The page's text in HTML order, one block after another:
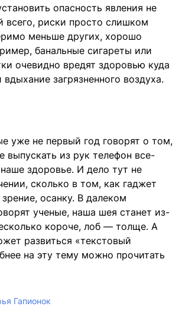
опасность явления не
всего, риски просто слишком
меньше других, хорошо
банальные сигареты или
очевидно вредят здоровью куда
загрязненного воздуха.
уже не первый год говорят о том,
выпускать из рук телефон все-
здоровье. И дело тут не
сколько в том, как гаджет
осанку. В далеком
ученые, наша шея станет из-
короче, лоб — толще. А
развиться «текстовый
на эту тему можно прочитать
Гапионок